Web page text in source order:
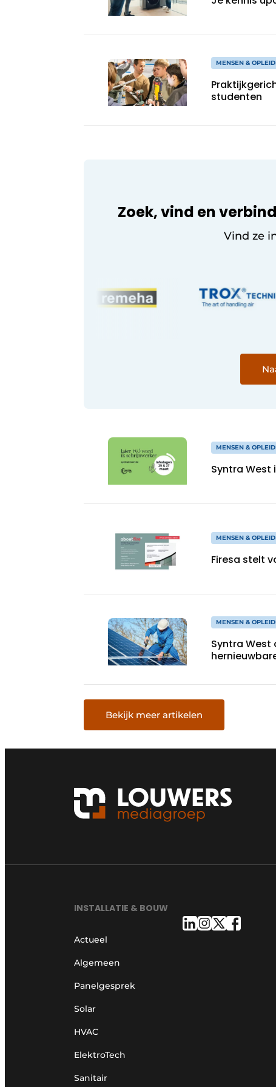
MENSEN &
studenten
Zoek, vind en
Vind ze
MENSEN &
Syntra West
MENSEN &
Firesa stelt
MENSEN &
Syntra West
Bekijk meer artikelen
INSTALLATIE & BOUW
Actueel
Algemeen
Panelgesprek
Solar
HVAC
ElektroTech
Sanitair